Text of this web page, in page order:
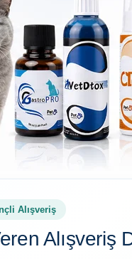
Alışveriş
Alışveriş